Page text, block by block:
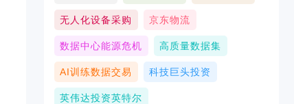
无人化设备采购 京东物流
数据中心能源危机 高质量数据集
AI训练数据交易 科技巨头投资
英伟达投资英特尔